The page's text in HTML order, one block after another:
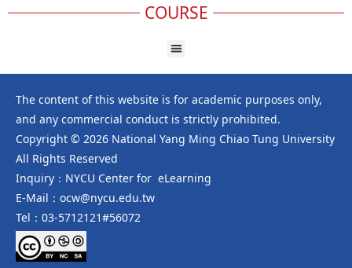
COURSE
The content of this website is for academic purposes only,
and any commercial conduct is strictly prohibited.
Copyright © 2026 National Yang Ming Chiao Tung University
All Rights Reserved
Inquiry：NYCU Center for eLearning
E-Mail：ocw@nycu.edu.tw
Tel：03-5712121#56072